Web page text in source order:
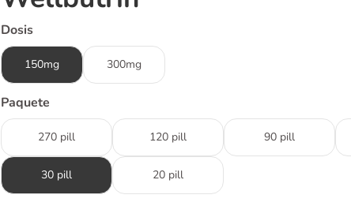
Dosis
150mg 300mg
Paquete
270 pill 120 pill 90 pill
30 pill 20 pill